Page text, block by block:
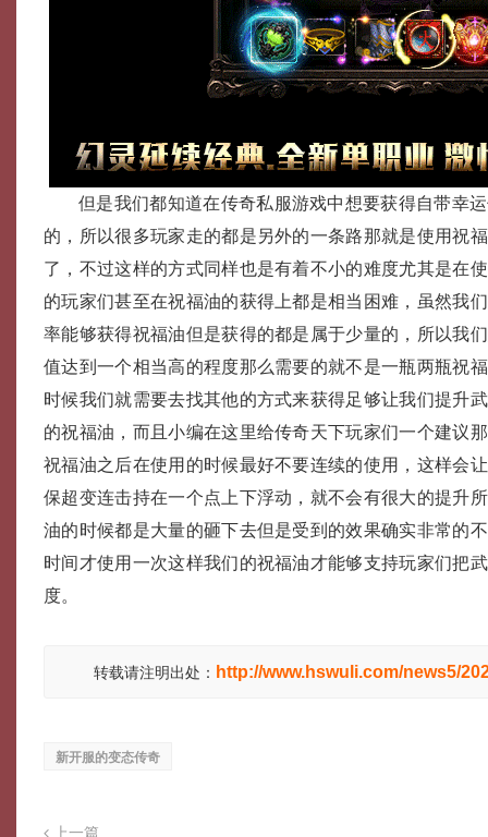
但是我们都知道在传奇私服游戏中想要获得自带幸
的，所以很多玩家走的都是另外的一条路那就是使用祝
了，不过这样的方式同样也是有着不小的难度尤其是在
的玩家们甚至在祝福油的获得上都是相当困难，虽然我
率能够获得祝福油但是获得的都是属于少量的，所以我
值达到一个相当高的程度那么需要的就不是一瓶两瓶祝
时候我们就需要去找其他的方式来获得足够让我们提升
的祝福油，而且小编在这里给传奇天下玩家们一个建议
祝福油之后在使用的时候最好不要连续的使用，这样会
保超变连击持在一个点上下浮动，就不会有很大的提升
油的时候都是大量的砸下去但是受到的效果确实非常的
时间才使用一次这样我们的祝福油才能够支持玩家们把
度。
转载请注明出处： http://www.hswuli.com/news5/
新开服的变态传奇
上一篇